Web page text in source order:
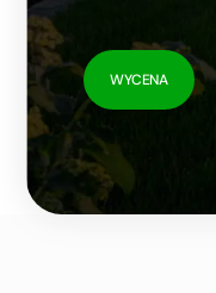
WYCENA